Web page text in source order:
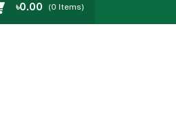
৳0.00 (0 Items)